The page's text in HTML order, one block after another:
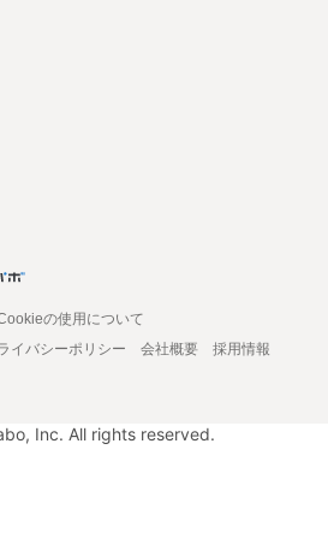
の使用について
イバシーポリシー 会社概要
採用情報
Inc. All rights reserved.